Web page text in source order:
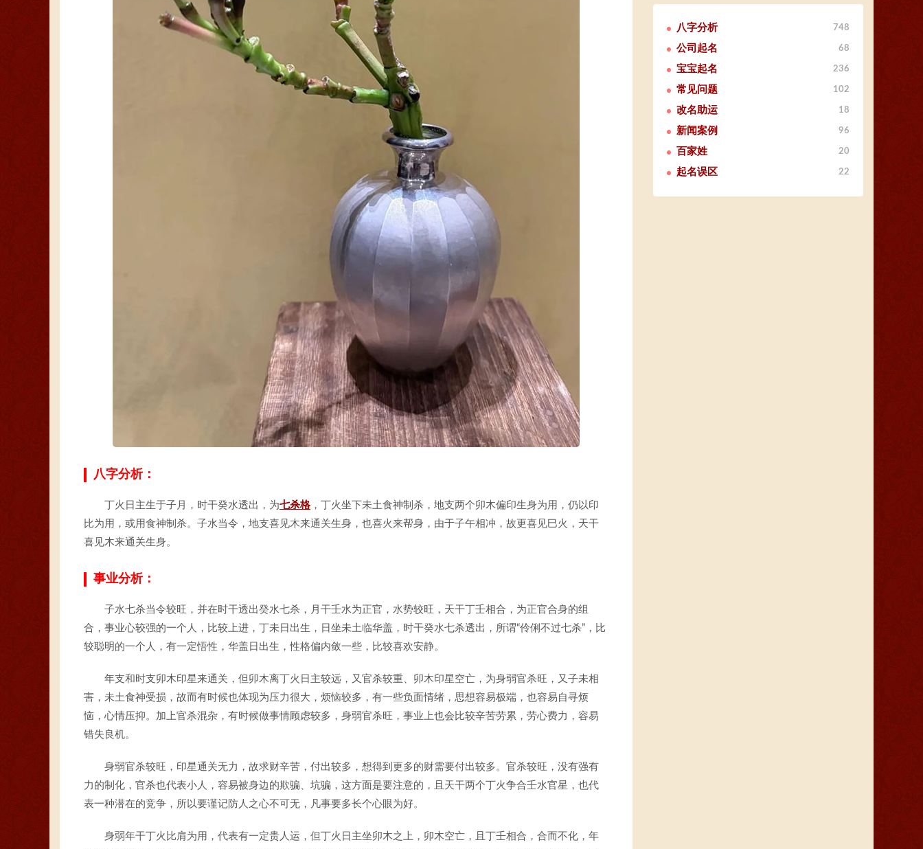
八字分析：
丁火日主生于子月，时干癸水透出，为七杀格，丁火坐下未土食神制杀，地支两个卯木偏印生身为用，仍以印
比为用，或用食神制杀。子水当令，地支喜见木来通关生身，也喜火来帮身，由于子午相冲，故更喜见巳火，天干
喜见木来通关生身。
事业分析：
子水七杀当令较旺，并在时干透出癸水七杀，月干壬水为正官，水势较旺，天干丁壬相合，为正官合身的组
合，事业心较强的一个人，比较上进，丁未日出生，日坐未土临华盖，时干癸水七杀透出，所谓“伶俐不过七杀”，比
较聪明的一个人，有一定悟性，华盖日出生，性格偏内敛一些，比较喜欢安静。
年支和时支卯木印星来通关，但卯木离丁火日主较远，又官杀较重、卯木印星空亡，为身弱官杀旺，又子未相
害，未土食神受损，故而有时候也体现为压力很大，烦恼较多，有一些负面情绪，思想容易极端，也容易自寻烦
恼，心情压抑。加上官杀混杂，有时候做事情顾虑较多，身弱官杀旺，事业上也会比较辛苦劳累，劳心费力，容易
错失良机。
身弱官杀较旺，印星通关无力，故求财辛苦，付出较多，想得到更多的财需要付出较多。官杀较旺，没有强有
力的制化，官杀也代表小人，容易被身边的欺骗、坑骗，这方面是要注意的，且天干两个丁火争合壬水官星，也代
表一种潜在的竞争，所以要谨记防人之心不可无，凡事要多长个心眼为好。
身弱年干丁火比肩为用，代表有一定贵人运，但丁火日主坐卯木之上，卯木空亡，且丁壬相合，合而不化，年
八字分析 748
公司起名 68
宝宝起名 236
常见问题 102
改名助运 18
新闻案例 96
百家姓 20
起名误区 22